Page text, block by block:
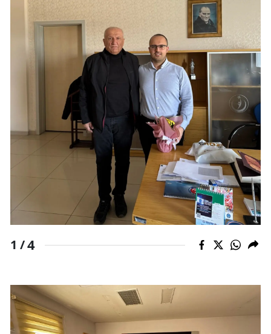
Samsun
Sinop
Sivas
Tekirdağ
Tokat
Trabzon
Tunceli
Şanlıurfa
Uşak
Zonguldak
1 /4